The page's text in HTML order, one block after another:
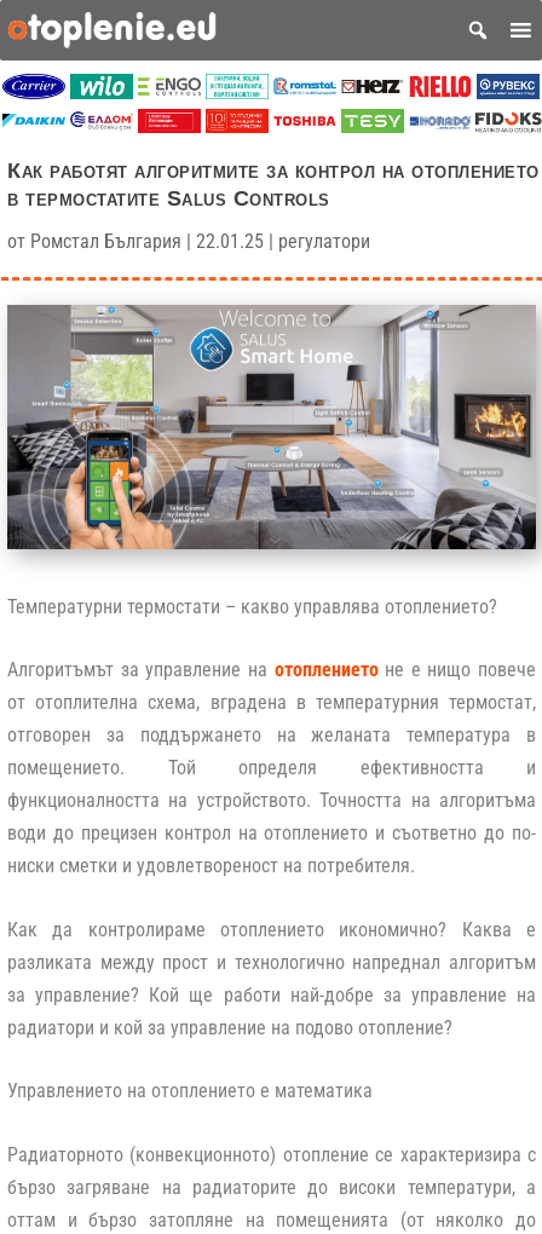
Как работят алгоритмите за контрол на отоплението
в термостатите Salus Controls
от Ромстал България | 22.01.25 | регулатори
Температурни термостати – какво управлява отоплението?
Алгоритъмът за управление на отоплениетоне е нищо повече
от отоплителна схема, вградена в температурния термостат,
отговорен за поддържането на желаната температура в
помещението. Той определя ефективността и
функционалността на устройството. Точността на алгоритъма
води до прецизен контрол на отоплението и съответно до по-
ниски сметки и удовлетвореност на потребителя.
Как да контролираме отоплението икономично? Каква е
разликата между прост и технологично напреднал алгоритъм
за управление? Кой ще работи най-добре за управление на
радиатори и кой за управление на подово отопление?
Управлението на отоплението е математика
Радиаторното (конвекционното) отопление се характеризира с
бързо загряване на радиаторите до високи температури, а
оттам и бързо затопляне на помещенията (от няколко до